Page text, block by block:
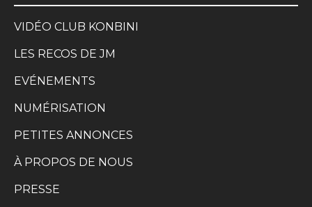
VIDÉO CLUB KONBINI
LES RECOS DE JM
EVÉNEMENTS
NUMÉRISATION
PETITES ANNONCES
À PROPOS DE NOUS
PRESSE